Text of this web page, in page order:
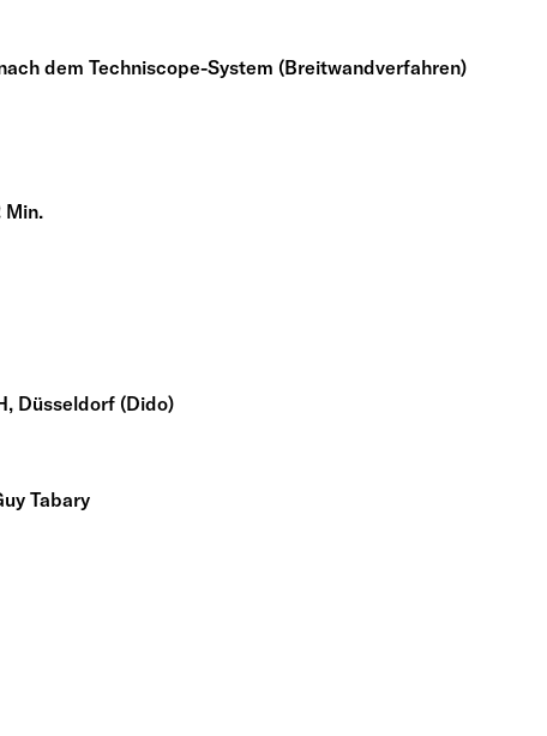
dem Techniscope-System (Breitwandverfahren)
Min.
Düsseldorf (Dido)
Tabary